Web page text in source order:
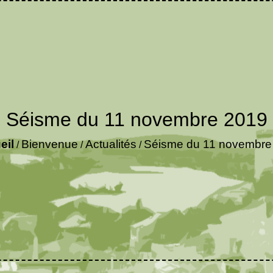
Séisme du 11 novembre 2019
/Bienvenue/Actualités / Séisme du 11